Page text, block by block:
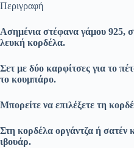
Περιγραφή
Ασημένια στέφανα γάμου 925,
λευκή κορδέλα.
Σετ με δύο καρφίτσες για το
το κουμπάρο.
Μπορείτε να επιλέξετε τη
Στη κορδέλα οργάντζα ή σατέν
ιβουάρ.